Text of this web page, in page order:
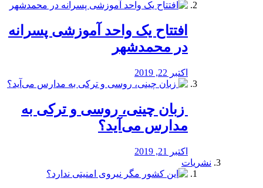
افتتاح یک واحد آموزشی پسرانه
در محمدشهر
اکتبر 22, 2019
️ زبان چینی، روسی و ترکی به
مدارس می‌آید؟
اکتبر 21, 2019
نشریات